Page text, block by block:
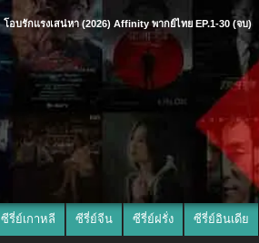
โอบรักแรงเสน่หา (2026) Affinity พากย์ไทย EP.1-30 (จบ)
ซีรี่ย์เกาหลี ซีรี่ย์จีน ซีรี่ย์ฝรั่ง ซีรี่ย์อินเดีย